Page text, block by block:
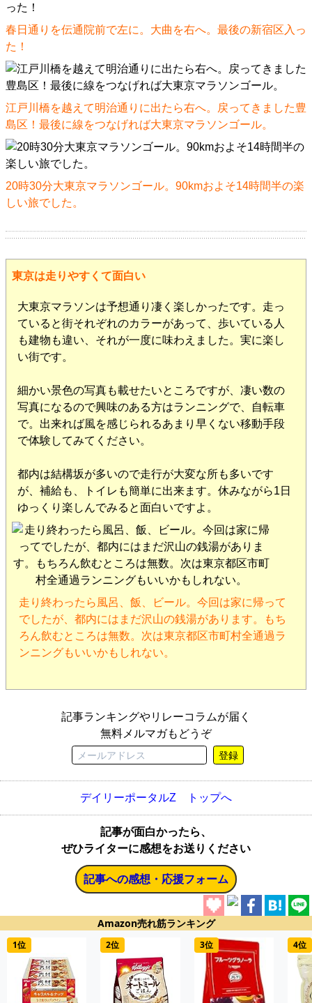
春日通りを伝通院前で左に。大曲を右へ。最後の新宿区入っ
た！
江戸川橋を越えて明治通りに出たら右へ。戻ってきました豊
島区！最後に線をつなげれば大東京マラソンゴール。
20時30分大東京マラソンゴール。90kmおよそ14時間半の楽
しい旅でした。
東京は走りやすくて面白い
大東京マラソンは予想通り凄く楽しかったです。走っ
ていると街それぞれのカラーがあって、歩いている人
も建物も違い、それが一度に味わえました。実に楽し
い街です。
細かい景色の写真も載せたいところですが、凄い数の
写真になるので興味のある方はランニングで、自転車
で。出来れば風を感じられるあまり早くない移動手段
で体験してみてください。
都内は結構坂が多いので走行が大変な所も多いです
が、補給も、トイレも簡単に出来ます。休みながら1日
ゆっくり楽しんでみると面白いですよ。
走り終わったら風呂、飯、ビール。今回は家に帰って
でしたが、都内にはまだ沢山の銭湯があります。もち
ろん飲むところは無数。次は東京都区市町村全通過ラ
ンニングもいいかもしれない。
記事ランキングやリレーコラムが届く
無料メルマガもどうぞ
登録
デイリーポータルZ トップへ
記事が面白かったら、
ぜひライターに感想をお送りください
記事への感想・応援フォーム
Amazon売れ筋ランキング
1位 2位 3位 4位